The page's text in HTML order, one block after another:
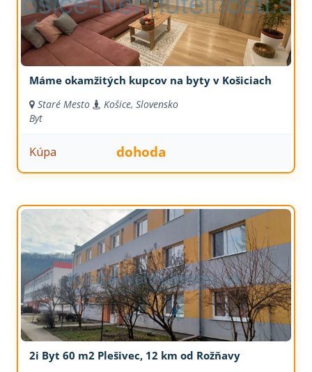
Máme okamžitých kupcov na byty v Košiciach
Staré Mesto
Košice, Slovensko
Byt
Kúpa dohoda
2i Byt 60 m2 Plešivec, 12 km od Rožňavy